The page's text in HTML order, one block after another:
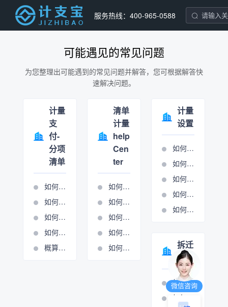
服务热线：400-965-0588
可能遇见的常见问题
为您整理出可能遇到的常见问题并解答，您可根据解答快
速解决问题。
计量
支
付-
分项
清单
如何导入清单
如何进行分项清单计量
如何使用施工图核算表
如何添加或修改费用条款
概算分项的操作视频
清单
计量
help
Cen
ter
如何进行周期管理
如何进行总包计量周期管理
如何新建周期
如何设置周期管理
如何进行计量支付
计量
设置
如何设置分项条目
如何设置合同报表
如何设置单位报表
如何进行报表输出
如何进行清单锁定
拆迁
管理
如何打印拆迁报表
如何设置房屋拆迁管理
微信咨询